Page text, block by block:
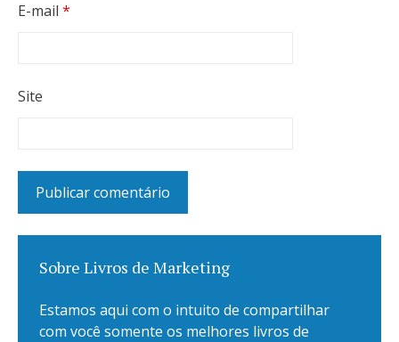
E-mail *
Site
Sobre Livros de Marketing
Estamos aqui com o intuito de compartilhar
com você somente os melhores livros de